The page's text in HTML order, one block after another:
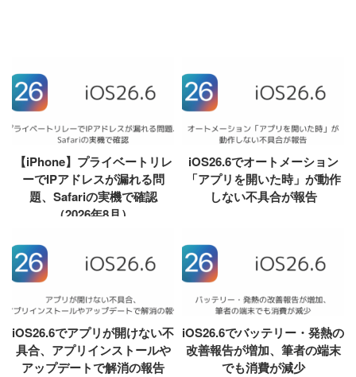
【iPhone】プライベートリレ
ーでIPアドレスが漏れる問
題、Safariの実機で確認
（2026年8月）
iOS26.6でオートメーション
「アプリを開いた時」が動作
しない不具合が報告
iOS26.6でアプリが開けない不
具合、アプリインストールや
アップデートで解消の報告
iOS26.6でバッテリー・発熱の
改善報告が増加、筆者の端末
でも消費が減少